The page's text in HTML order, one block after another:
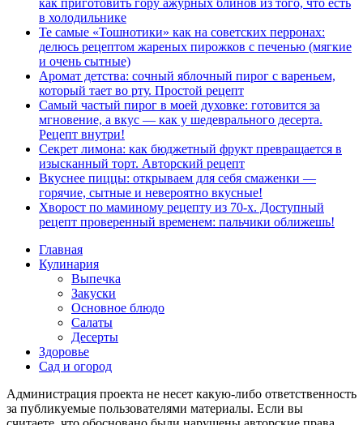
в холодильнике
Те самые «Тошнотики» как на советских перронах:
делюсь рецептом жареных пирожков с печенью (мягкие
и очень сытные)
Аромат детства: сочный яблочный пирог с вареньем,
который тает во рту. Простой рецепт
Самый частый пирог в моей духовке: готовится за
мгновение, а вкус — как у шедеврального десерта.
Рецепт внутри!
Секрет лимона: как бюджетный фрукт превращается в
изысканный торт. Авторский рецепт
Вкуснее пиццы: открываем для себя смаженки —
горячие, сытные и невероятно вкусные!
Хворост по маминому рецепту из 70-х. Доступный
рецепт проверенный временем: пальчики оближешь!
Главная
Кулинария
Выпечка
Закуски
Основное блюдо
Салаты
Десерты
Здоровье
Сад и огород
Администрация проекта не несет какую-либо ответственность
за публикуемые пользователями материалы. Если вы